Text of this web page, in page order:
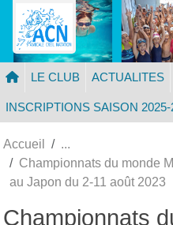
LE CLUB ACTUALITES
INSCRIPTIONS SAISON 2025-
Accueil
Championnats du monde
au Japon du 2-11 août 2023
Championnats
Panneau de gestion des